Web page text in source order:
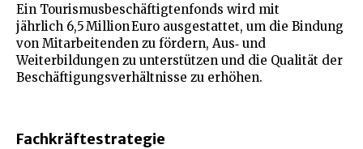
Ein Tourismusbeschäftigtenfonds wird mit
jährlich 6,5 Million Euro ausgestattet, um die Bindung
von Mitarbeitenden zu fördern, Aus‑ und
Weiterbildungen zu unterstützen und die Qualität der
Beschäftigungsverhältnisse zu erhöhen.
Fachkräftestrategie